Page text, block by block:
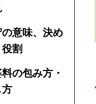
意味、決め
割
の包み方・
方